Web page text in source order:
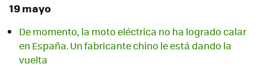
19 mayo
De momento, la moto eléctrica no ha logrado calar
en España. Un fabricante chino le está dando la
vuelta